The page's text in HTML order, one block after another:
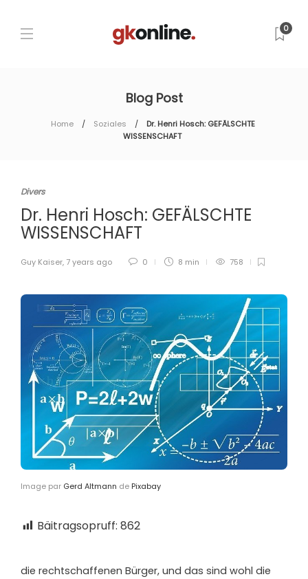
0
Blog Post
Home Soziales
Dr. Henri Hosch: GEFÄLSCHTE
WISSENSCHAFT
Divers
Dr. Henri Hosch: GEFÄLSCHTE
WISSENSCHAFT
Guy Kaiser, 7 years ago 0 8 min 758
Image par Gerd Altmann de Pixabay
Bäitragsopruff: 862
die rechtschaffenen Bürger, und das sind wohl die